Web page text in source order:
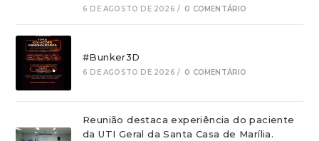
6 DE AGOSTO DE 2026 / 0 COMENTÁRIO
#Bunker3D
6 DE AGOSTO DE 2026 / 0 COMENTÁRIO
Reunião destaca experiência do paciente
da UTI Geral da Santa Casa de Marília.